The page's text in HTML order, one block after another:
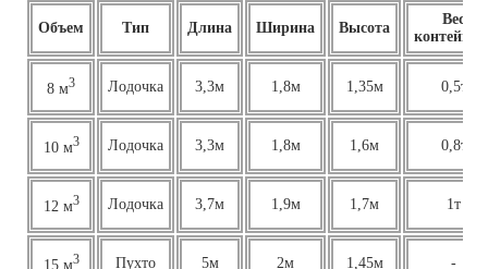
Объем Тип Длина Ширина Высота
Вес
8 м3 Лодочка 3,3м 1,8м 1,35м 0,5т
10 м3 Лодочка 3,3м 1,8м 1,6м 0,8т
12 м3 Лодочка 3,7м 1,9м 1,7м 1т
15 м3 Пухто 5м 2м 1,45м -